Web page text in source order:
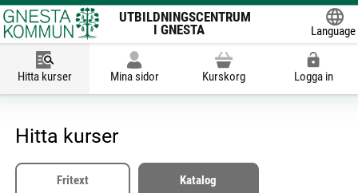
UTBILDNINGSCENTRUM
I GNESTA
Language
Hitta kurser Mina sidor Kurskorg Logga in
Hitta kurser
Fritext Katalog